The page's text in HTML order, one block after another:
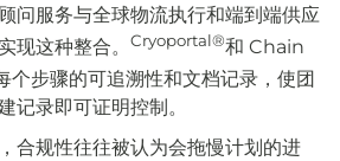
问服务与全球物流执行和端到端供应
现这种整合。 Cryoportal®和 Chain
个步骤的可追溯性和文档记录，使团
记录即可证明控制。
合规性往往被认为会拖慢计划的进